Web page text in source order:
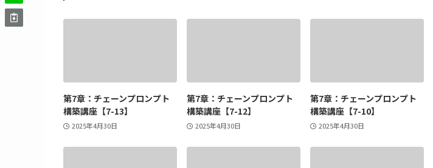
第7章：チェーンプロンプト
構築講座【7-13】
2025年4月30日
第7章：チェーンプロンプト
構築講座【7-12】
2025年4月30日
第7章：チェーンプロンプト
構築講座【7-10】
2025年4月30日